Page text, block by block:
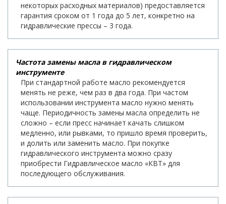
некоторых расходных материалов) предоставляется
гарантия сроком от 1 года до 5 лет, конкретно на
гидравлические прессы – 3 года.
Частота замены масла в гидравлическом
инструменте
При стандартной работе масло рекомендуется
менять не реже, чем раз в два года. При частом
использовании инструмента масло нужно менять
чаще. Периодичность замены масла определить не
сложно – если пресс начинает качать слишком
медленно, или рывками, то пришло время проверить,
и долить или заменить масло. При покупке
гидравлического инструмента можно сразу
приобрести Гидравлическое масло «КВТ» для
последующего обслуживания.